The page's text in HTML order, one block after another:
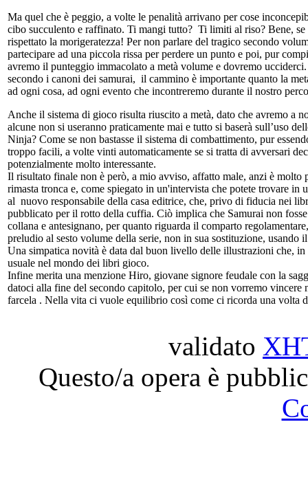
Ma quel che è peggio, a volte le penalità arrivano per cose
cibo succulento e raffinato. Ti mangi tutto? Ti limiti al riso? Bene,
rispettato la morigeratezza! Per non parlare del tragico secondo
partecipare ad una piccola rissa per perdere un punto e poi, pur
avremo il punteggio immacolato a metà volume e dovremo
secondo i canoni dei samurai, il cammino è importante quanto la
ad ogni cosa, ad ogni evento che incontreremo durante il nostro
Anche il sistema di gioco risulta riuscito a metà, dato che avremo a
alcune non si useranno praticamente mai e tutto si baserà sull’uso
Ninja? Come se non bastasse il sistema di combattimento, pur
troppo facili, a volte vinti automaticamente se si tratta di avversari
potenzialmente molto interessante.
Il risultato finale non è però, a mio avviso, affatto male, anzi è
rimasta tronca e, come spiegato in un'intervista che potete trovare
al nuovo responsabile della casa editrice, che, privo di fiducia nei
pubblicato per il rotto della cuffia. Ciò implica che Samurai non
collana e antesignano, per quanto riguarda il comparto
preludio al sesto volume della serie, non in sua sostituzione, usando
Una simpatica novità è data dal buon livello delle illustrazioni che,
usuale nel mondo dei libri gioco.
Infine merita una menzione Hiro, giovane signore feudale con la
datoci alla fine del secondo capitolo, per cui se non vorremo
farcela . Nella vita ci vuole equilibrio così come ci ricorda una volta
validato
Questo/a opera è